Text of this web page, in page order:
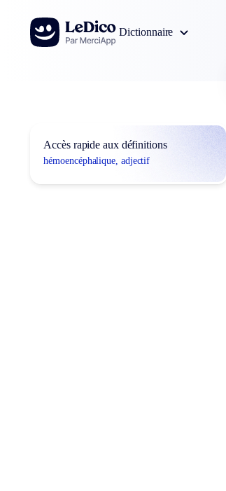
Aller au contenu
Dictionnaire
Accès rapide aux définitions
hémoencéphalique, adjectif